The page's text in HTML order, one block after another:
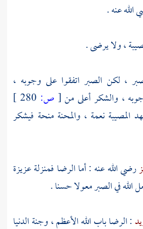
عنه .
، ولا يرضى .
، لكن الصبر اتفقوا على وجوبه ،
، والشكر أعلى من[ ص:
المصيبة نعمة ، والمحنة منحة فيشكر
رضي الله عنه : أما الرضا فمنزلة عزيزة
الله في الصبر معولا حسنا .
: الرضا باب الله الأعظم ، وجنة الدنيا